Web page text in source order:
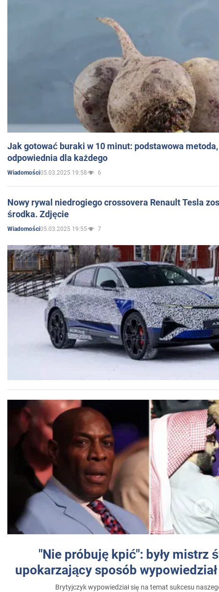
Jak gotować buraki w 10 minut: podstawowa
odpowiednia dla każdego
Wiadomości05.03.2025 19:58 6
Nowy rywal niedrogiego crossovera Renault Tesla
środka. Zdjęcie
Wiadomości05.03.2025 19:55 7
"Nie próbuję kpić": były mistrz
upokarzający sposób
Brytyjczyk wypowiedział się na temat sukcesu